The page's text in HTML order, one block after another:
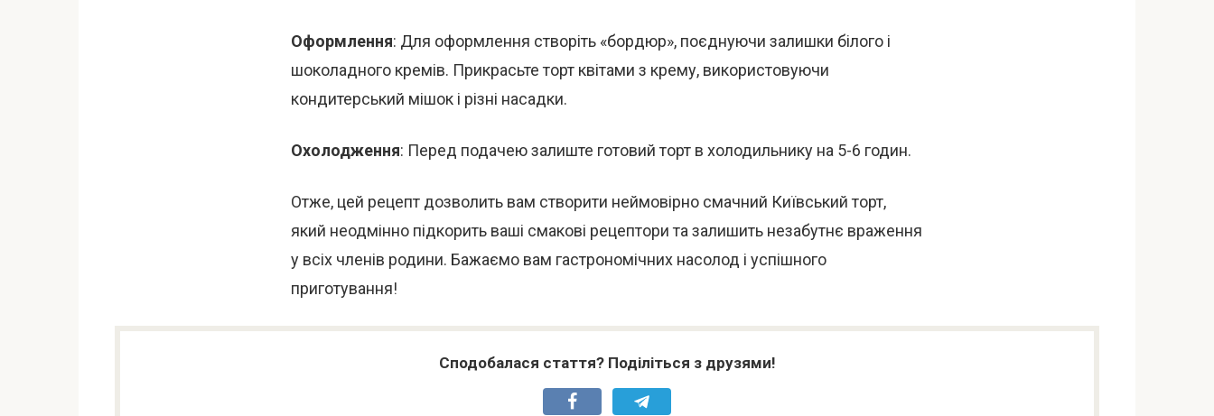
Оформлення: Для оформлення створіть «бордюр», поєднуючи залишки білого і
шоколадного кремів. Прикрасьте торт квітами з крему, використовуючи
кондитерський мішок і різні насадки.
Охолодження: Перед подачею залиште готовий торт в холодильнику на 5-6 годин.
Отже, цей рецепт дозволить вам створити неймовірно смачний Київський торт,
який неодмінно підкорить ваші смакові рецептори та залишить незабутнє враження
у всіх членів родини. Бажаємо вам гастрономічних насолод і успішного
приготування!
Сподобалася стаття? Поділіться з друзями!